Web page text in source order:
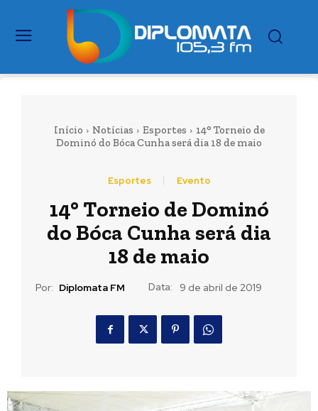
Início Notícias Esportes
14° Torneio de
Dominó do Bóca Cunha será dia 18 de maio
Esportes Evento
14° Torneio de Dominó
do Bóca Cunha será dia
18 de maio
Por: Diplomata FM Data: 9 de abril de 2019